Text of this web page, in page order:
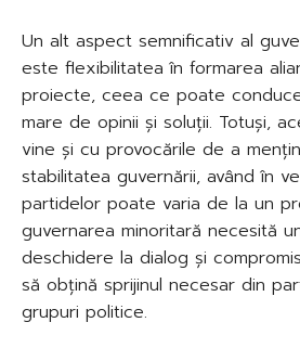
Un alt aspect semnificativ al
este flexibilitatea în formarea
proiecte, ceea ce poate
mare de opinii și soluții. Totuși,
vine și cu provocările de a
stabilitatea guvernării, având în
partidelor poate varia de la un
guvernarea minoritară necesită
deschidere la dialog și
să obțină sprijinul necesar din
grupuri politice.